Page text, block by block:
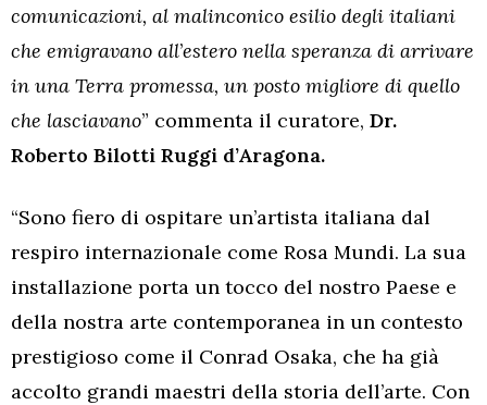
comunicazioni, al malinconico esilio degli italiani
che emigravano all’estero nella speranza di arrivare
in una Terra promessa, un posto migliore di quello
che lasciavano” commenta il curatore, Dr.
Roberto Bilotti Ruggi d’Aragona.
“Sono fiero di ospitare un’artista italiana dal
respiro internazionale come Rosa Mundi. La sua
installazione porta un tocco del nostro Paese e
della nostra arte contemporanea in un contesto
prestigioso come il Conrad Osaka, che ha già
accolto grandi maestri della storia dell’arte. Con